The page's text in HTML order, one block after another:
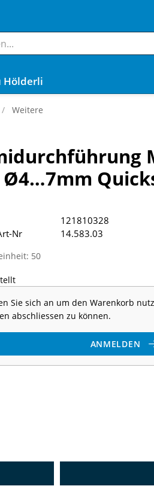
Hölderli
Weitere
Ø4…7mm
50
Sie sich an um den Warenkorb
abschliessen zu können.
ANMELDEN
121810328
Nr
14.583.03